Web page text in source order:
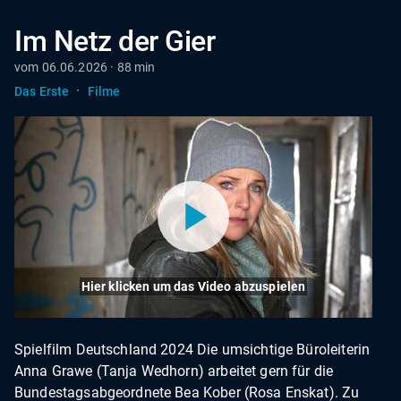
Im Netz der Gier
vom 06.06.2026 · 88 min
Das Erste
· Filme
Hier klicken um das Video abzuspielen
Spielfilm Deutschland 2024 Die umsichtige Büroleiterin
Anna Grawe (Tanja Wedhorn) arbeitet gern für die
Bundestagsabgeordnete Bea Kober (Rosa Enskat). Zu